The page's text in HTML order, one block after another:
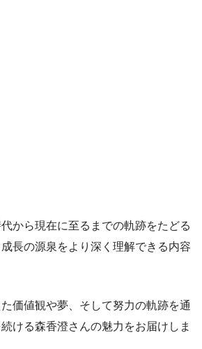
から現在に至るまでの軌跡をたどる
長の源泉をより深く理解できる内容
価値観や夢、そして努力の軌跡を通
ける森香澄さんの魅力をお届けしま